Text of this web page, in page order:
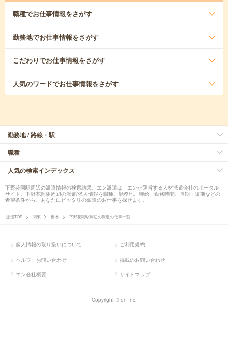
職種でお仕事情報をさがす
勤務地でお仕事情報をさがす
こだわりでお仕事情報をさがす
人気のワードでお仕事情報をさがす
勤務地 / 路線・駅
職種
人気の検索インデックス
下野花岡駅周辺の派遣情報の検索結果。エン派遣は、エンが運営する人材派遣会社のポータル
サイト。下野花岡駅周辺の派遣/求人情報を職種、勤務地、時給、勤務時間、長期・短期などの
希望条件から、あなたにピッタリの派遣のお仕事を探せます。
派遣TOP 関東 栃木 下野花岡駅周辺の派遣の仕事一覧
個人情報の取り扱いについて ご利用規約
ヘルプ・お問い合わせ 掲載のお問い合わせ
エン会社概要 サイトマップ
Copyright © en Inc.